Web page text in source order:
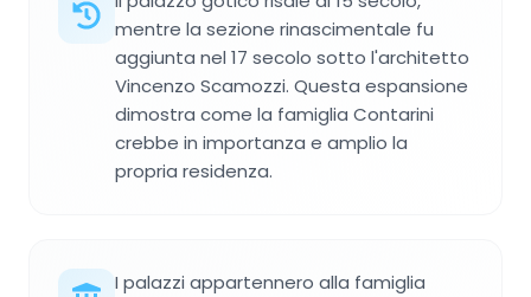
mentre la sezione rinascimentale fu
aggiunta nel 17 secolo sotto l'architetto
Vincenzo Scamozzi. Questa espansione
dimostra come la famiglia Contarini
crebbe in importanza e amplio la
propria residenza.
I palazzi appartennero alla famiglia